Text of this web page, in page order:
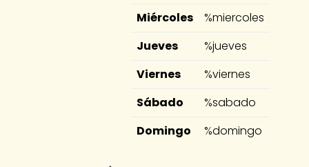
Miércoles
%miercoles
Jueves
%jueves
Viernes
%viernes
Sábado
%sabado
Domingo
%domingo